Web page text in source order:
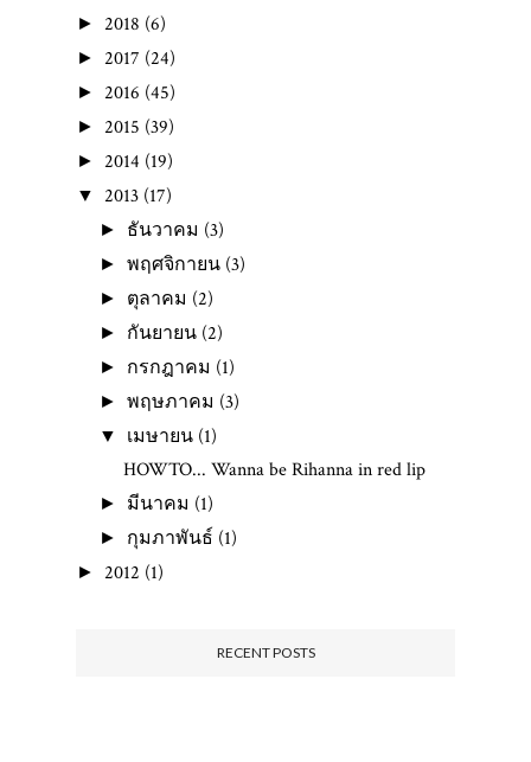
► 2018 (6)
► 2017 (24)
► 2016 (45)
► 2015 (39)
► 2014 (19)
▼ 2013 (17)
► ธันวาคม (3)
►พฤศจิกายน (3)
► ตุลาคม (2)
► กันยายน (2)
► กรกฎาคม (1)
►พฤษภาคม (3)
▼ เมษายน (1)
HOWTO... Wanna be Rihanna in red lip
► มีนาคม (1)
► กุมภาพันธ์ (1)
► 2012 (1)
RECENT POSTS